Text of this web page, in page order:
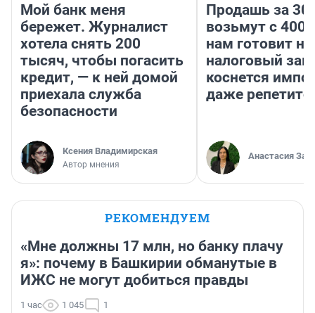
Мой банк меня
бережет. Журналист
хотела снять 200
тысяч, чтобы погасить
кредит, — к ней домой
приехала служба
безопасности
Ксения Владимирская
Автор мнения
Продашь за
возьмут с
нам готовит
налоговый
коснется
даже
Анастасия
РЕКОМЕНДУЕМ
«Мне должны 17 млн, но банку плачу
я»: почему в Башкирии обманутые в
ИЖС не могут добиться правды
1 час 1 045 1